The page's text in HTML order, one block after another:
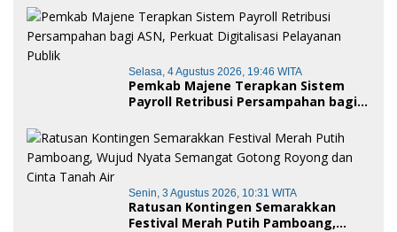
Kehormatan Adat
Selasa, 4 Agustus 2026, 19:46 WITA
Pemkab Majene Terapkan Sistem
Payroll Retribusi Persampahan bagi
Publik
Senin, 3 Agustus 2026, 10:31 WITA
Ratusan Kontingen Semarakkan
Festival Merah Putih Pamboang,